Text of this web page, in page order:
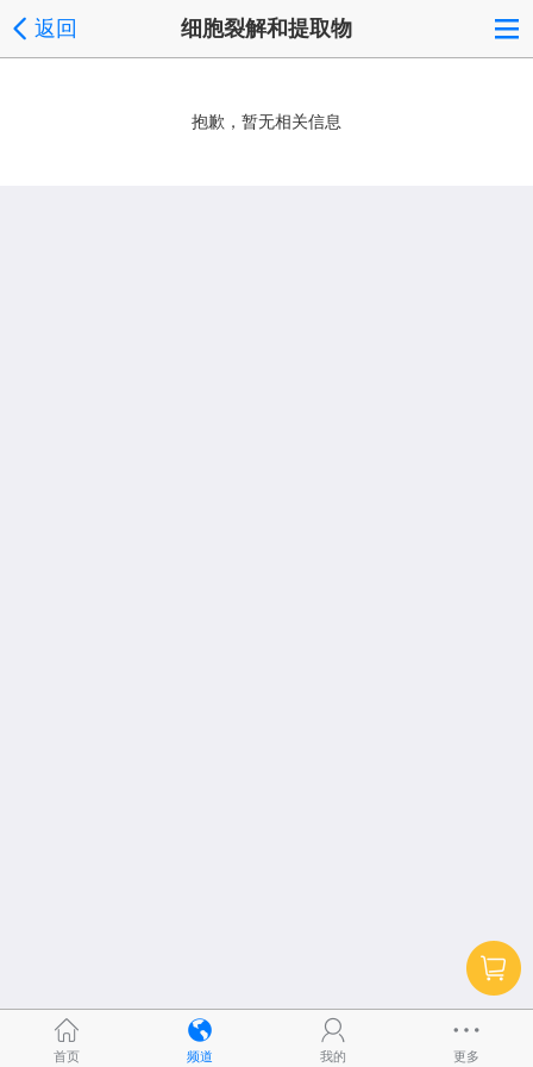
返回 细胞裂解和提取物
抱歉，暂无相关信息
首页 频道 我的 更多